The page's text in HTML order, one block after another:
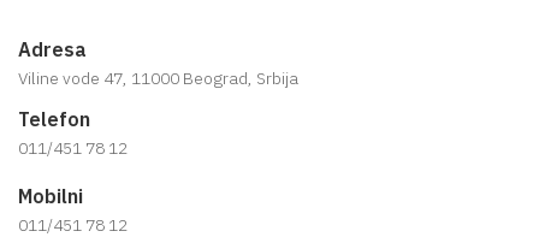
Adresa
Viline vode 47, 11000 Beograd, Srbija
Telefon
011/451 78 12
Mobilni
011/451 78 12